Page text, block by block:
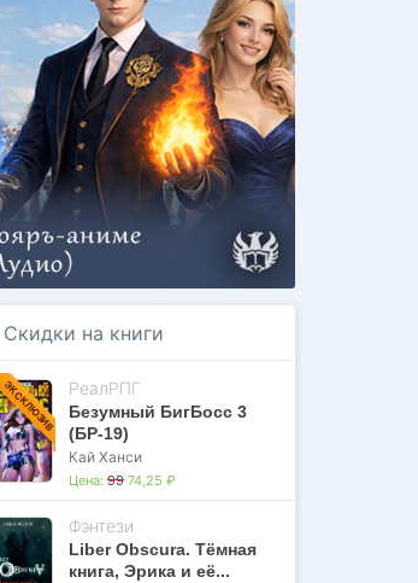
Скидки на книги
ЭКСКЛЮЗИВ РеалРПГ
Безумный БигБосс 3
(БР-19)
Кай Ханси
Цена: 99 74,25 ₽
Фэнтези
Liber Obscura. Тёмная
книга, Эрика и её...